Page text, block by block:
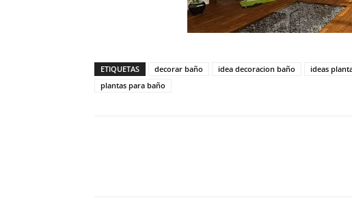
ETIQUETAS decorar baño idea decoracion baño ideas
plantas para baño